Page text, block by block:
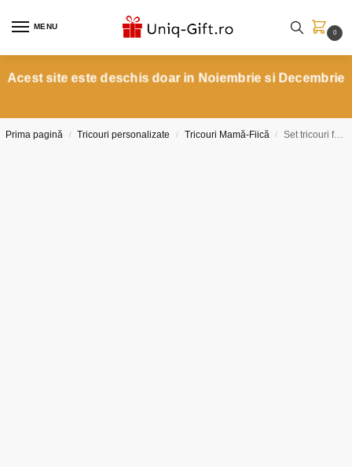
MENU
0
Acest site este deschis doar in Noiembrie si Decembrie
Prima pagină / Tricouri personalizate / Tricouri Mamă-Fiică / Set tricouri familie tăierea moțului băiețel 1 an cu poza ta